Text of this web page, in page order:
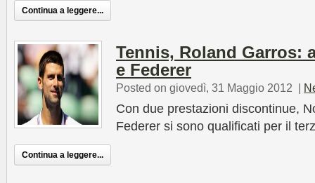
Continua a leggere...
Tennis, Roland Garros:
e Federer
Posted on giovedì, 31 Maggio 2012 |
Con due prestazioni discontinue,
Federer si sono qualificati per il
Continua a leggere...